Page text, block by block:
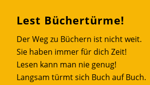
Lest Büchertürme!
Der Weg zu Büchern ist nicht weit.
Sie haben immer für dich Zeit!
Lesen kann man nie genug!
Langsam türmt sich Buch auf Buch.